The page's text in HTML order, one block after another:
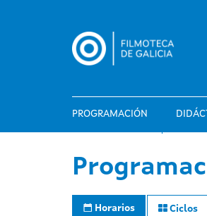
PROGRAMACIÓN
Horarios Ciclos